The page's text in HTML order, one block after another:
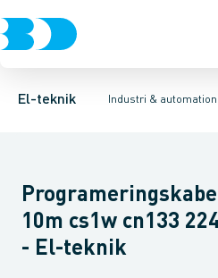
El-teknik Industri & automation
Afbrydere, stikkontakter &
Industristiksystemer
Distribueret I/O - analog/digital
10m cs1w cn133
- El-teknik